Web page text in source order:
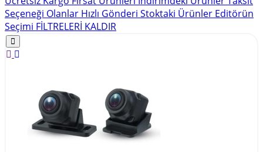
Seçeneği Olanlar Hızlı Gönderi Stoktaki Ürünler Editörün
Seçimi FİLTRELERİ KALDIR